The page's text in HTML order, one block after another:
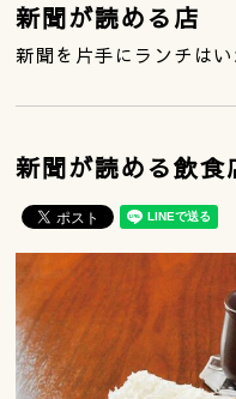
新聞が読める店
新聞を片手にランチはい
新聞が読める飲